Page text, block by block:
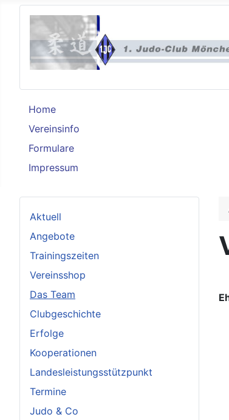
Home
Vereinsinfo
Formulare
Impressum
Aktuell
Angebote
Trainingszeiten
Vereinsshop
Das Team
Clubgeschichte
Erfolge
Kooperationen
Landesleistungsstützpunkt
Termine
Judo & Co